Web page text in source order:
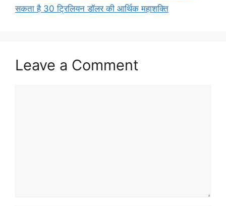
सकता है 30 ट्रिलियन डॉलर की आर्थिक महाशक्ति
Leave a Comment